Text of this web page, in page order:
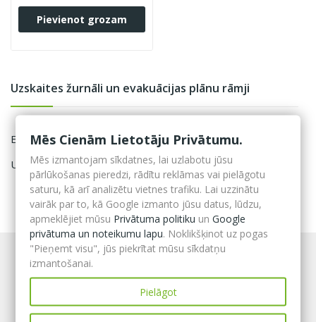
Uzskaites žurnāli un evakuācijas plānu rāmji
Evakuācijas plānu rāmji
Uzskaites žurnāli
Pievienot grozam
Mēs Cienām Lietotāju Privātumu.
Mēs izmantojam sīkdatnes, lai uzlabotu jūsu
pārlūkošanas pieredzi, rādītu reklāmas vai pielāgotu
saturu, kā arī analizētu vietnes trafiku. Lai uzzinātu
vairāk par to, kā Google izmanto jūsu datus, lūdzu,
apmeklējiet mūsu Privātuma politiku unGoogle
privātuma un noteikumu lapu. Noklikšķinot uz pogas
"Pieņemt visu", jūs piekrītat mūsu sīkdatņu
izmantošanai.
Pielāgot